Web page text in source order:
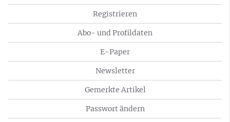
Registrieren
Abo- und Profildaten
E-Paper
Newsletter
Gemerkte Artikel
Passwort ändern